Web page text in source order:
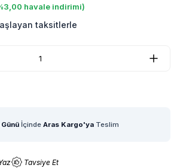
havale indirimi)
taksitlerle
Günü İçinde Aras Kargo'ya Teslim
Tavsiye Et